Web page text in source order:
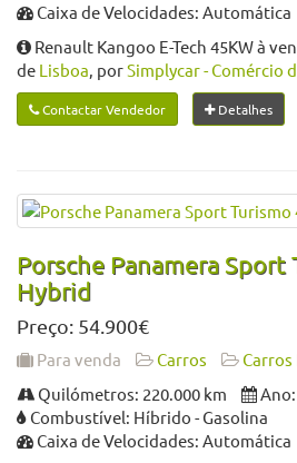
Caixa de Velocidades: Automática
Renault Kangoo E-Tech 45KW à
de Lisboa, porSimplycar - Comércio
Contactar Vendedor Detalhes
Porsche Panamera Sport
Hybrid
Preço: 54.900€
Para venda Carros
Carros
Quilómetros: 220.000 km
Combustível: Híbrido - Gasolina
Caixa de Velocidades: Automática